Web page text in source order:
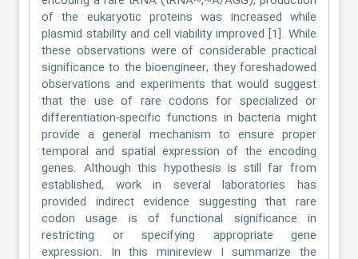
of the eukaryotic proteins was increased while
plasmid stability and cell viability improved [1]. While
these observations were of considerable practical
significance to the bioengineer, they foreshadowed
observations and experiments that would suggest
that the use of rare codons for specialized or
differentiation-specific functions in bacteria might
provide a general mechanism to ensure proper
temporal and spatial expression of the encoding
genes. Although this hypothesis is still far from
established, work in several laboratories has
provided indirect evidence suggesting that rare
codon usage is of functional significance in
restricting or specifying appropriate gene
expression. In this minireview I summarize the